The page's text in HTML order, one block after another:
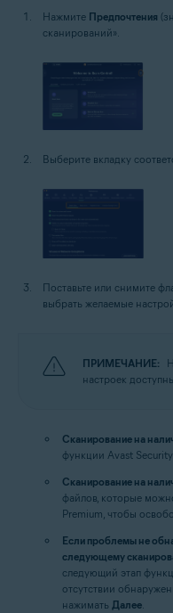
Нажмите Предпочтения
сканирований».
Выберите вкладку
Поставьте или снимите
выбрать желаемые
ПРИМЕЧАНИЕ:
настроек
Сканирование на
функции Avast
Сканирование на
файлов, которые
Premium, чтобы
Если проблемы не
следующему
следующий этап
отсутствии
нажимать Далее.